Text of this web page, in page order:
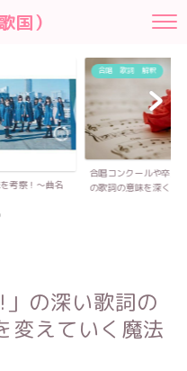
国）
歌われる合唱曲
の深い歌詞の
変えていく魔法